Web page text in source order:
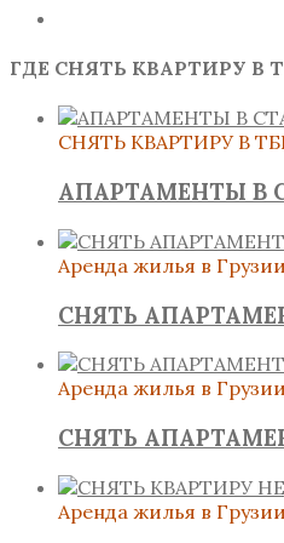
ГДЕ СНЯТЬ КВАРТИРУ В
СНЯТЬ КВАРТИРУ В
АПАРТАМЕНТЫ В
Аренда жилья в Грузии
СНЯТЬ
Аренда жилья в Грузии
СНЯТЬ
Аренда жилья в Грузии